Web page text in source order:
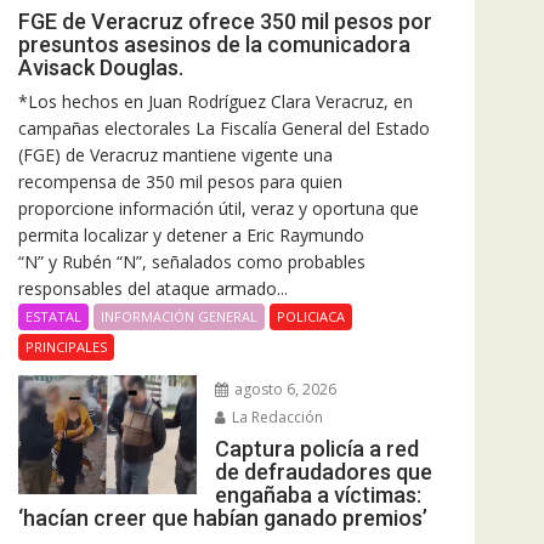
FGE de Veracruz ofrece 350 mil pesos por
presuntos asesinos de la comunicadora
Avisack Douglas.
*Los hechos en Juan Rodríguez Clara Veracruz, en
campañas electorales La Fiscalía General del Estado
(FGE) de Veracruz mantiene vigente una
recompensa de 350 mil pesos para quien
proporcione información útil, veraz y oportuna que
permita localizar y detener a Eric Raymundo
“N” y Rubén “N”, señalados como probables
responsables del ataque armado...
ESTATAL INFORMACIÓN GENERAL
POLICIACA
PRINCIPALES
agosto 6, 2026
La Redacción
Captura policía a red
de defraudadores que
engañaba a víctimas:
‘hacían creer que habían ganado premios’